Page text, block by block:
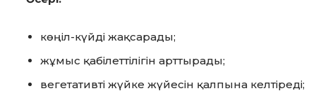
көңіл-күйді жақсарады;
жұмыс қабілеттілігін арттырады;
вегетативті жүйке жүйесін қалпына келтіреді;